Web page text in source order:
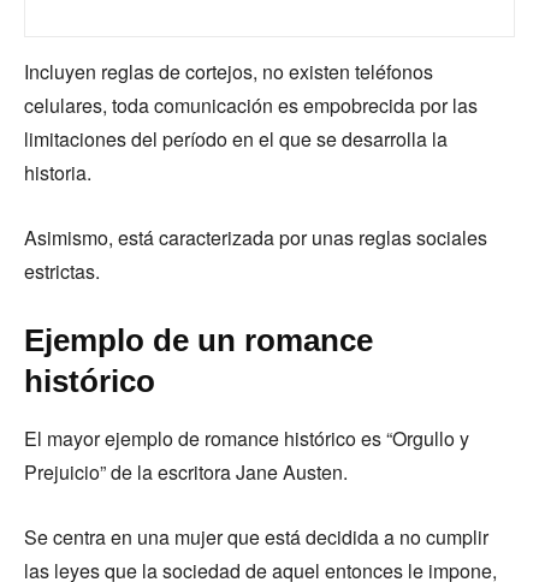
Incluyen reglas de cortejos, no existen teléfonos
celulares, toda comunicación es empobrecida por las
limitaciones del período en el que se desarrolla la
historia.
Asimismo, está caracterizada por unas reglas sociales
estrictas.
Ejemplo de un romance
histórico
El mayor ejemplo de romance histórico es “Orgullo y
Prejuicio” de la escritora Jane Austen.
Se centra en una mujer que está decidida a no cumplir
las leyes que la sociedad de aquel entonces le impone,